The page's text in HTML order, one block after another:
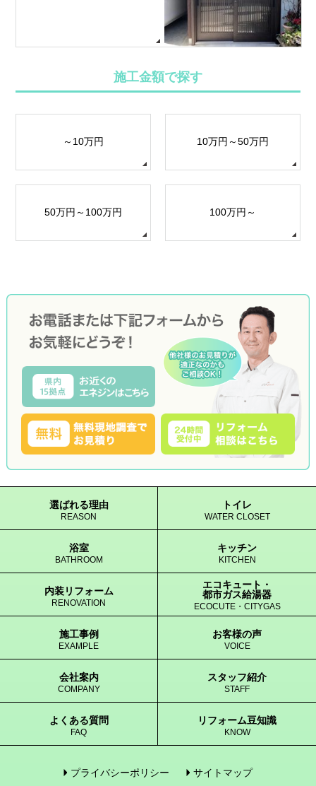
施工金額で探す
～10万円 10万円～50万円
50万円～100万円 100万円～
選ばれる理由
REASON
トイレ
WATER CLOSET
浴室
BATHROOM
キッチン
KITCHEN
内装リフォーム
RENOVATION
エコキュート・
都市ガス給湯器
ECOCUTE・CITYGAS
施工事例
EXAMPLE
お客様の声
VOICE
会社案内
COMPANY
スタッフ紹介
STAFF
よくある質問
FAQ
リフォーム豆知識
KNOW
プライバシーポリシー サイトマップ